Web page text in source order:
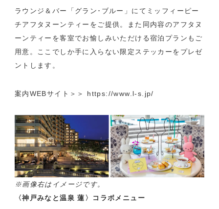
ラウンジ＆バー「グラン･ブルー」にてミッフィーピー
チアフタヌーンティーをご提供。また同内容のアフタヌ
ーンティーを客室でお愉しみいただける宿泊プランもご
用意。ここでしか手に入らない限定ステッカーをプレゼ
ントします。
案内WEBサイト＞＞ https://www.l-s.jp/
※画像右はイメージです。
〈神戸みなと温泉 蓮〉コラボメニュー